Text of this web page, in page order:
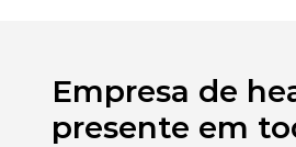
Empresa de
presente em